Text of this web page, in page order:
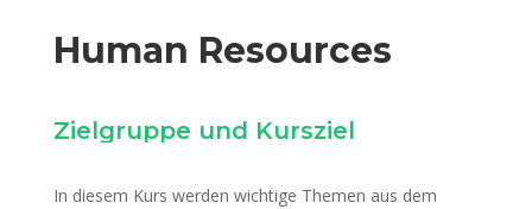
Human Resources
Zielgruppe und Kursziel
In diesem Kurs werden wichtige Themen aus dem